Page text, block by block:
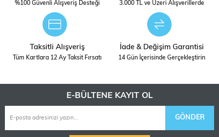
%100 Güvenli Alışveriş Desteği 3.000 TL ve Üzeri Alışverillerde
Taksitli Alışveriş
Tüm Kartlara 12 Ay Taksit Fırsatı
İade & Değişim Garantisi
14 Gün İçerisinde Gerçekleştirin
E-BÜLTENE KAYIT OL
GÖNDER